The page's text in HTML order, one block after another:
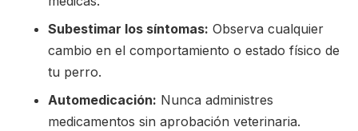
Subestimar los síntomas: Observa cualquier
cambio en el comportamiento o estado físico de
tu perro.
Automedicación: Nunca administres
medicamentos sin aprobación veterinaria.